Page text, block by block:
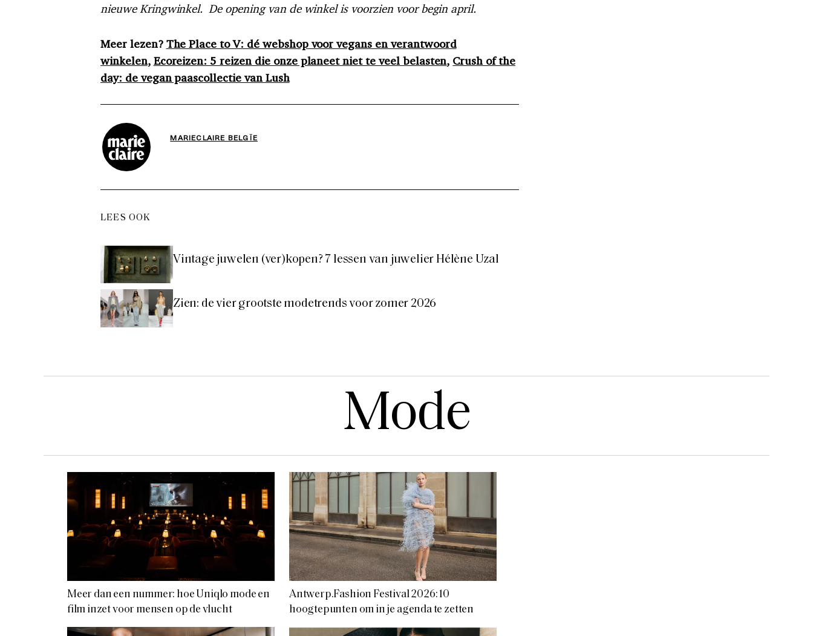
nieuwe Kringwinkel. De opening van de winkel is voorzien voor begin april.
Meer lezen? The Place to V: dé webshop voor vegans en verantwoord
winkelen, Ecoreizen: 5 reizen die onze planeet niet te veel belasten, Crush of the
day: de vegan paascollectie van Lush
MARIECLAIRE BELGÏE
LEES OOK
Vintage juwelen (ver)kopen? 7 lessen van juwelier Hélène Uzal
Zien: de vier grootste modetrends voor zomer 2026
Mode
Meer dan een nummer: hoe Uniqlo mode en
film inzet voor mensen op de vlucht
Antwerp.Fashion Festival 2026: 10
hoogtepunten om in je agenda te zetten